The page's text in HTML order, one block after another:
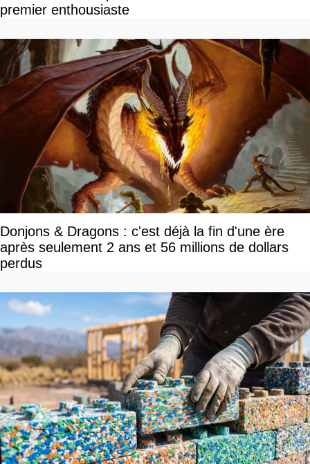
premier enthousiaste
Donjons & Dragons : c'est déjà la fin d'une ère
après seulement 2 ans et 56 millions de dollars
perdus